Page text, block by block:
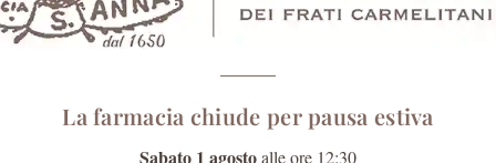
La farmacia chiude per pausa estiva
Sabato 1 agostoalle ore 12:30